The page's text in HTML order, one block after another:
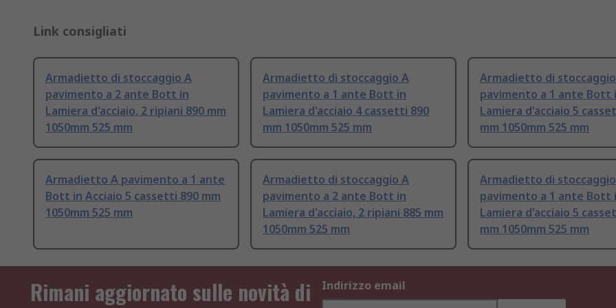
Link consigliati
Armadietto di stoccaggio A
pavimento a 2 ante Bott in
Lamiera d'acciaio, 2 ripiani 890 mm
1050mm 525 mm
Armadietto di stoccaggio A
pavimento a 1 ante Bott in
Lamiera d'acciaio 4 cassetti 890
mm 1050mm 525 mm
Armadietto di
pavimento a 1 ante Bott
Lamiera d'acciaio 5
mm 1050mm 525 mm
Armadietto A pavimento a 1 ante
Bott in Acciaio 5 cassetti 890 mm
1050mm 525 mm
Armadietto di stoccaggio A
pavimento a 2 ante Bott in
Lamiera d'acciaio, 2 ripiani 885 mm
1050mm 525 mm
Armadietto di
pavimento a 1 ante Bott
Lamiera d'acciaio 5
mm 1050mm 525 mm
Rimani aggiornato sulle novità di
Indirizzo email